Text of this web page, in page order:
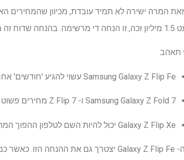
זה מוכיח מדויק.
תאהב
Samsung Galaxy Z Flip Fe עשוי להגיע 'חודשים' אחרי ה- Z Flip 7 – הנה הסיבה
Samsung Galaxy Z Fold 7 ו- Z Flip 7 מחירים פשוט הוטו – הנה מה שאנחנו יודעים
Galaxy Z Flip Xe יכול להיות השם לטלפון ההפוך המתקפל הראשון של סמסונג